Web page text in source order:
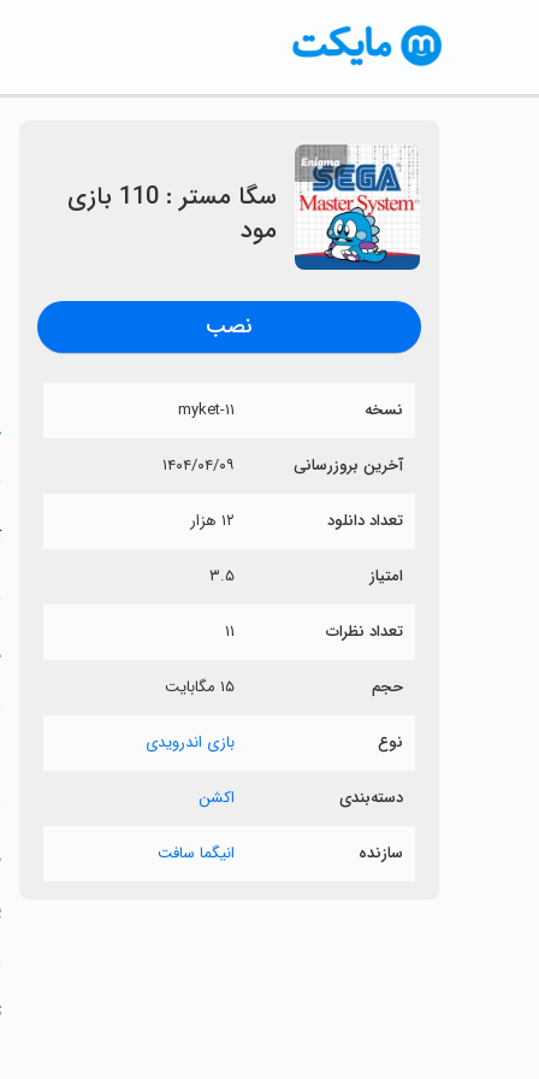
سگا مستر : 110 بازی
مود
نصب
نسخه ۱۱-myket
آخرین بروزرسانی ۱۴۰۴/۰۴/۰۹
تعداد دانلود ۱۲ هزار
امتیاز ۳.۵
تعداد نظرات ۱۱
حجم ۱۵ مگابایت
نوع بازی اندرویدی
دسته‌بندی اکشن
سازنده انیگما سافت